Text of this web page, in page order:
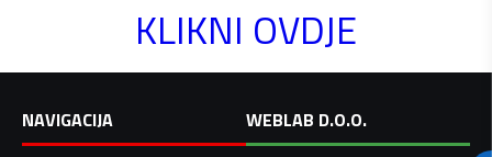
KLIKNI OVDJE
NAVIGACIJA
WEBLAB D.O.O.